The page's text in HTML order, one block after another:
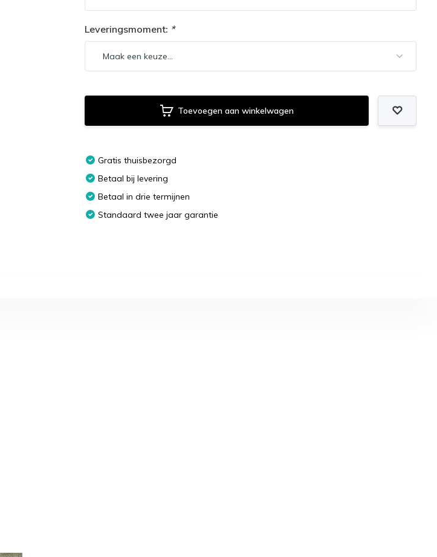
Leveringsmoment: *
Toevoegen aan winkelwagen
Gratis thuisbezorgd
Betaal bij levering
Betaal in drie termijnen
Standaard twee jaar garantie